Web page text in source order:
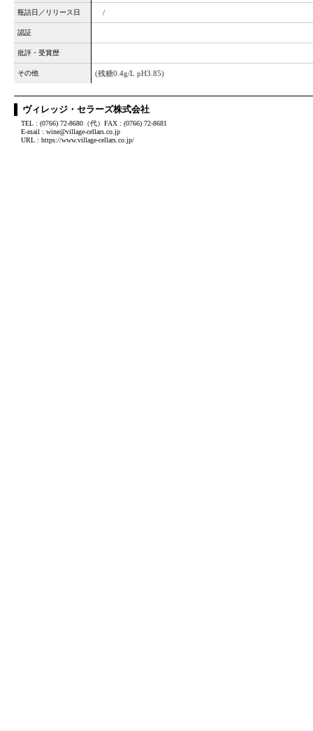
瓶詰日／リリース日 /
認証
批評・受賞歴
その他 (残糖0.4g/L pH3.85)
ヴィレッジ・セラーズ株式会社
TEL : (0766) 72-8680（代）FAX : (0766) 72-8681
E-mail : wine@village-cellars.co.jp
URL : https://www.village-cellars.co.jp/